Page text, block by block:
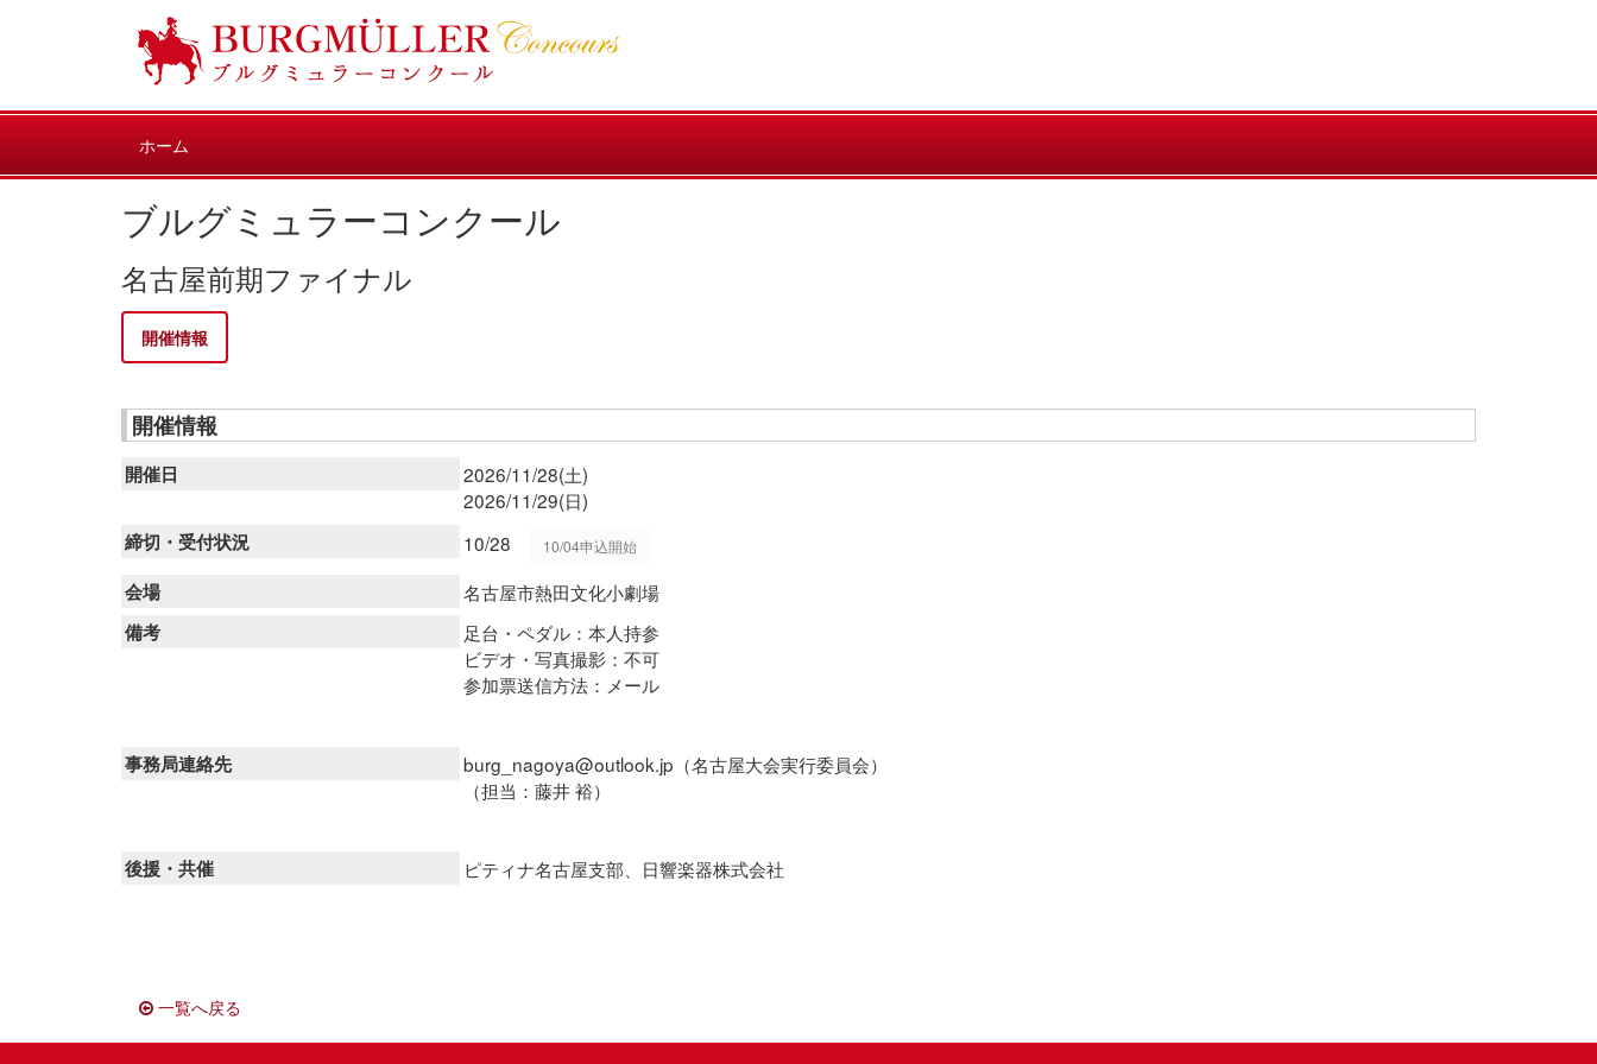
ホーム
ブルグミュラーコンクール
名古屋前期ファイナル
開催情報
開催情報
開催日
2026/11/28(土)
2026/11/29(日)
締切・受付状況
10/28 10/04申込開始
会場
名古屋市熱田文化小劇場
備考
足台・ペダル：本人持参
ビデオ・写真撮影：不可
参加票送信方法：メール
事務局連絡先
burg_nagoya@outlook.jp（名古屋大会実行委員会）
（担当：藤井 裕）
後援・共催 ピティナ名古屋支部、日響楽器株式会社
一覧へ戻る